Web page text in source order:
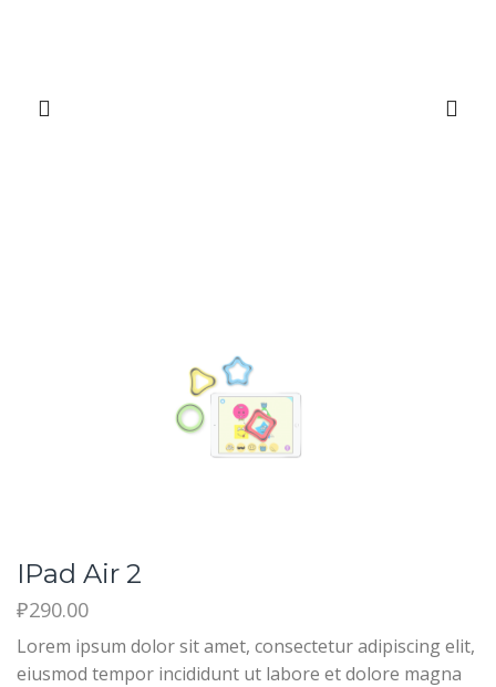
IPad Air 2
₽290.00
Lorem ipsum dolor sit amet, consectetur adipiscing elit,
eiusmod tempor incididunt ut labore et dolore magna